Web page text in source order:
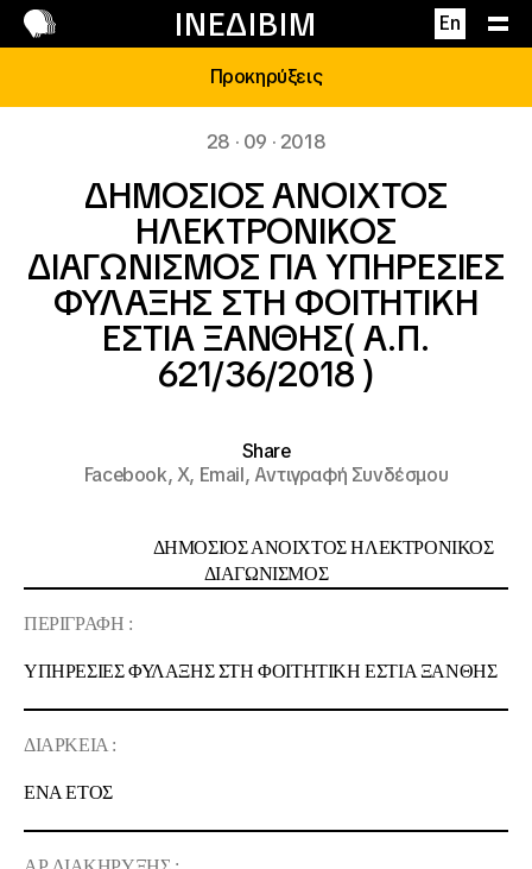
ΙΝΕΔΙΒΙΜ En
Επικοινωνία
Προκηρύξεις
28 · 09 · 2018
ΔΗΜΟΣΙΟΣ ΑΝΟΙΧΤΟΣ
ΗΛΕΚΤΡΟΝΙΚΟΣ
ΔΙΑΓΩΝΙΣΜΟΣ ΓΙΑ ΥΠΗΡΕΣΙΕΣ
ΦΥΛΑΞΗΣ ΣΤΗ ΦΟΙΤΗΤΙΚΗ
ΕΣΤΙΑ ΞΑΝΘΗΣ( Α.Π.
621/36/2018 )
Share
Facebook,X, Email,Αντιγραφή Συνδέσμου
ΔΗΜΟΣΙΟΣ ΑΝΟΙΧΤΟΣ ΗΛΕΚΤΡΟΝΙΚΟΣ
ΔΙΑΓΩΝΙΣΜΟΣ
ΠΕΡΙΓΡΑΦΗ :
ΥΠΗΡΕΣΙΕΣ ΦΥΛΑΞΗΣ ΣΤΗΦΟΙΤΗΤΙΚΗ ΕΣΤΙΑ ΞΑΝΘΗΣ
ΔΙΑΡΚΕΙΑ :
ΕΝΑ ΕΤΟΣ